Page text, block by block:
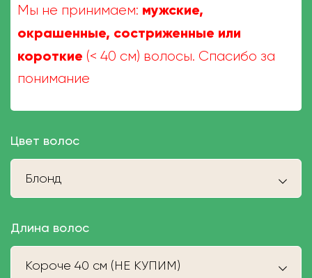
Мы не принимаем: мужские,
окрашенные, состриженные или
короткие (< 40 см) волосы. Спасибо за
понимание
Цвет волос
Блонд
Длина волос
Короче 40 см (НЕ КУПИМ)